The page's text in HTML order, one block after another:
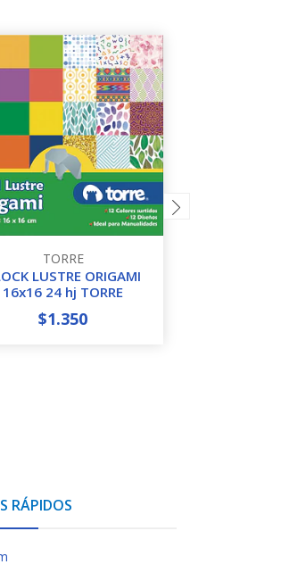
TORRE
LUSTRE ORIGAMI
16x16 24 hj TORRE
+
$1.350
RÁPIDOS